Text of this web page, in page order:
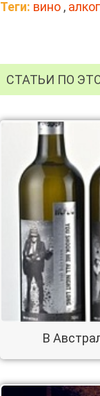
Теги: вино ,
СТАТЬИ ПО
В